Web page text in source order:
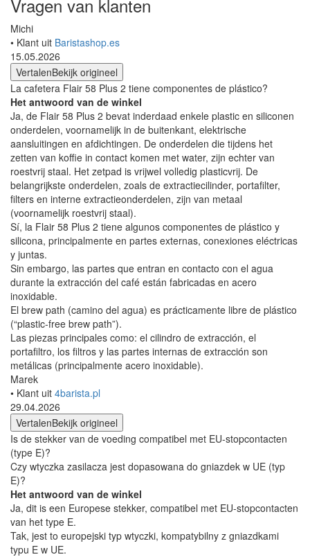
Vragen van klanten
Michi
• Klant uit Baristashop.es
15.05.2026
VertalenBekijk origineel
La cafetera Flair 58 Plus 2 tiene componentes de plástico?
Het antwoord van de winkel
Ja, de Flair 58 Plus 2 bevat inderdaad enkele plastic en siliconen
onderdelen, voornamelijk in de buitenkant, elektrische
aansluitingen en afdichtingen. De onderdelen die tijdens het
zetten van koffie in contact komen met water, zijn echter van
roestvrij staal. Het zetpad is vrijwel volledig plasticvrij. De
belangrijkste onderdelen, zoals de extractiecilinder, portafilter,
filters en interne extractieonderdelen, zijn van metaal
(voornamelijk roestvrij staal).
Sí, la Flair 58 Plus 2 tiene algunos componentes de plástico y
silicona, principalmente en partes externas, conexiones eléctricas
y juntas.
Sin embargo, las partes que entran en contacto con el agua
durante la extracción del café están fabricadas en acero
inoxidable.
El brew path (camino del agua) es prácticamente libre de plástico
(“plastic-free brew path”).
Las piezas principales como: el cilindro de extracción, el
portafiltro, los filtros y las partes internas de extracción son
metálicas (principalmente acero inoxidable).
Marek
• Klant uit 4barista.pl
29.04.2026
VertalenBekijk origineel
Is de stekker van de voeding compatibel met EU-stopcontacten
(type E)?
Czy wtyczka zasilacza jest dopasowana do gniazdek w UE (typ
E)?
Het antwoord van de winkel
Ja, dit is een Europese stekker, compatibel met EU-stopcontacten
van het type E.
Tak, jest to europejski typ wtyczki, kompatybilny z gniazdkami
typu E w UE.